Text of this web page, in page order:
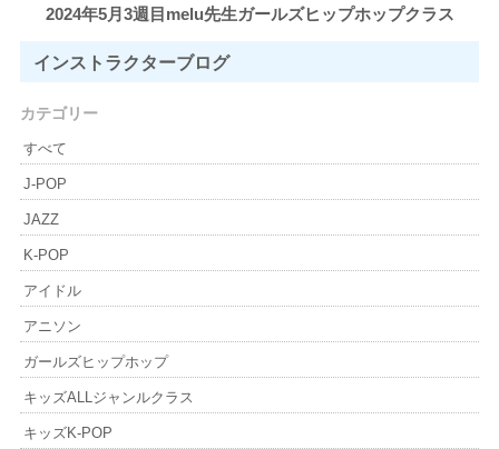
2024年5月3週目melu先生ガールズヒップホップクラス
インストラクターブログ
カテゴリー
すべて
J-POP
JAZZ
K-POP
アイドル
アニソン
ガールズヒップホップ
キッズALLジャンルクラス
キッズK-POP